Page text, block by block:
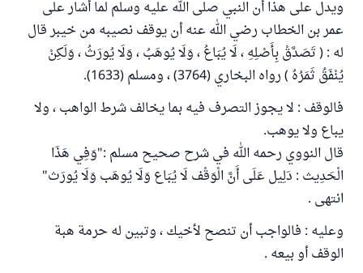
ويدل على هذا أن النبي صلى الله عليه وسلم لما أشار على
عمر بن الخطاب رضي الله عنه أن يوقف نصيبه من خيبر قال
له : ( تَصَدَّقْ بِأَصْلِهِ ، لَا يُبَاعُ ، وَلَا يُوهَبُ ، وَلَا يُورَثُ ، وَلَكِنْ
يُنْفَقُ ثَمَرُهُ ) رواه البخاري (3764) ، ومسلم (1633).
فالوقف : لا يجوز التصرف فيه بما يخالف شرط الواهب ، ولا
يباع ولا يوهب.
قال النووي رحمه الله في شرح صحيح مسلم :"وَفِي هَذَا
الْحَدِيث : دَلِيل عَلَى أَنَّ الْوَقْف لَا يُبَاع وَلَا يُوهَب وَلَا يُورَث"
انتهى .
وعليه : فالواجب أن تنصح لأخيك ، وتبين له حرمة هبة
الوقف أو بيعه .